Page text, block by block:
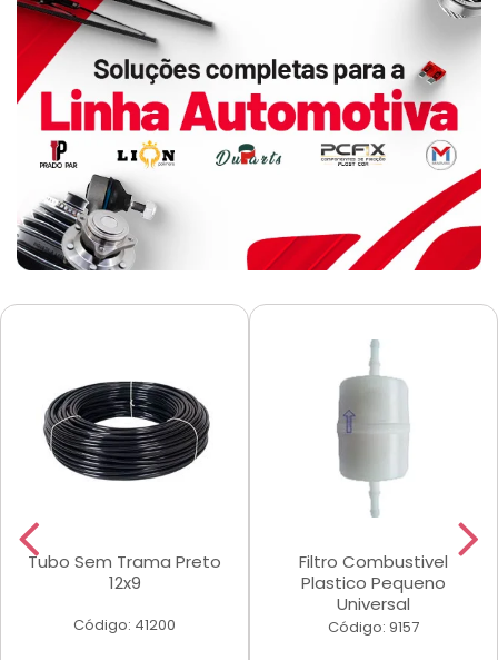
Tubo Sem Trama Preto
12x9
Código: 41200
Filtro Combustivel
Plastico Pequeno
Universal
Código: 9157